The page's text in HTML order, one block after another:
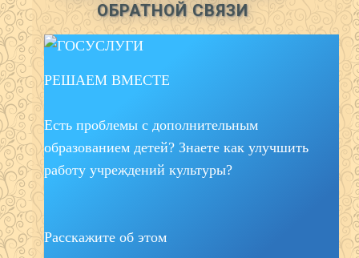
ОБРАТНОЙ СВЯЗИ
РЕШАЕМ ВМЕСТЕ
Есть проблемы с дополнительным
образованием детей? Знаете как улучшить
работу учреждений культуры?
Расскажите об этом